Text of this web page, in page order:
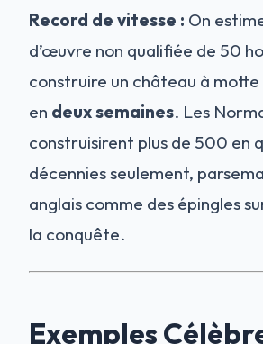
Record de vitesse : On
d’œuvre non qualifiée de 50
construire un château à
en deux semaines. Les
construisirent plus de 500 en
décennies seulement,
anglais comme des épingles
la conquête.
Exemples